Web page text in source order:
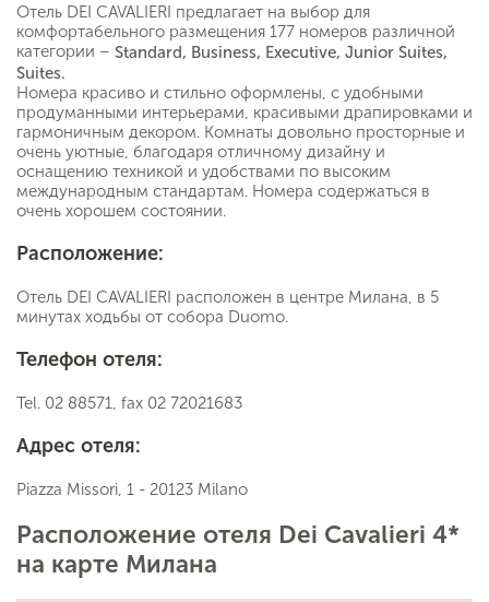
Отель DEI CAVALIERI предлагает на выбор для
комфортабельного размещения 177 номеров различной
категории – Standard, Business, Executive, Junior Suites,
Suites.
Номера красиво и стильно оформлены, с удобными
продуманными интерьерами, красивыми драпировками и
гармоничным декором. Комнаты довольно просторные и
очень уютные, благодаря отличному дизайну и
оснащению техникой и удобствами по высоким
международным стандартам. Номера содержаться в
очень хорошем состоянии.
Расположение:
Отель DEI CAVALIERI расположен в центре Милана, в 5
минутах ходьбы от собора Duomo.
Телефон отеля:
Tel. 02 88571, fax 02 72021683
Адрес отеля:
Piazza Missori, 1 - 20123 Milano
Расположение отеля Dei Cavalieri 4*
на карте Милана